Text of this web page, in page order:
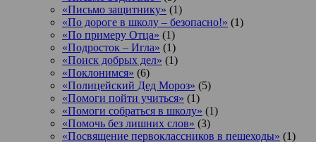
«Письмо защитнику» (1)
«По дороге в школу – безопасно!» (1)
«По примеру Отца» (1)
«Подросток ‒ Игла» (1)
«Поиск добрых дел» (1)
«Поклонимся» (6)
«Полицейский Дед Мороз» (5)
«Помоги пойти учиться» (1)
«Помоги собраться в школу» (1)
«Помочь без лишних слов» (3)
«Посвящение первоклассников в пешеходы» (1)